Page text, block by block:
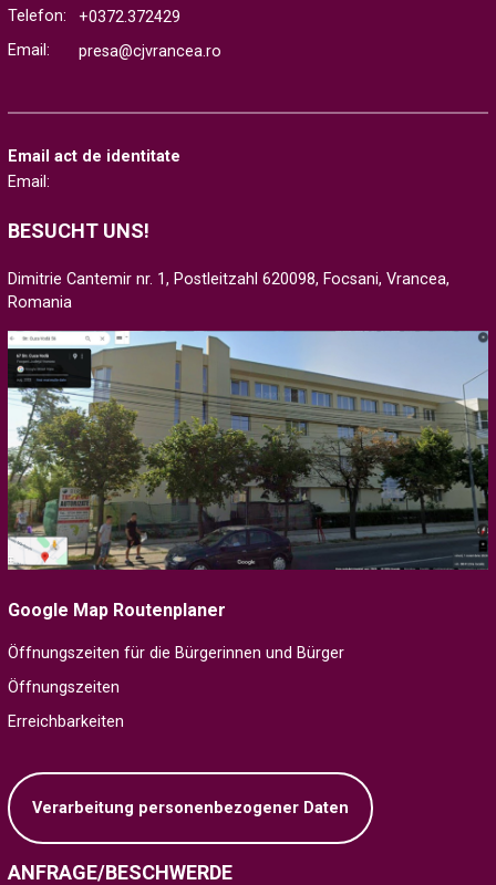
Telefon:
+0372.372429
Email:
presa@cjvrancea.ro
Email act de identitate
Email:
BESUCHT UNS!
Dimitrie Cantemir nr. 1, Postleitzahl 620098, Focsani, Vrancea,
Romania
Google Map Routenplaner
Öffnungszeiten für die Bürgerinnen und Bürger
Öffnungszeiten
Erreichbarkeiten
Verarbeitung personenbezogener Daten
ANFRAGE/BESCHWERDE